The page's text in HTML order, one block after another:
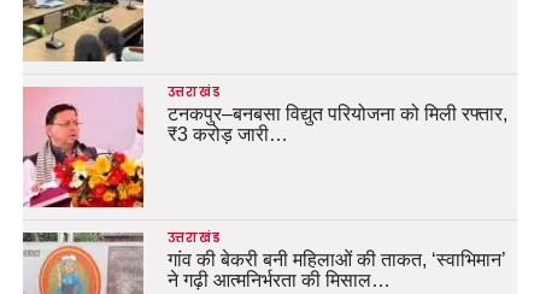
उत्तराखंड
टनकपुर–बनबसा विद्युत परियोजना को मिली रफ्तार,
₹3 करोड़ जारी…
उत्तराखंड
गांव की बेकरी बनी महिलाओं की ताकत, ‘स्वाभिमान’
ने गढ़ी आत्मनिर्भरता की मिसाल…